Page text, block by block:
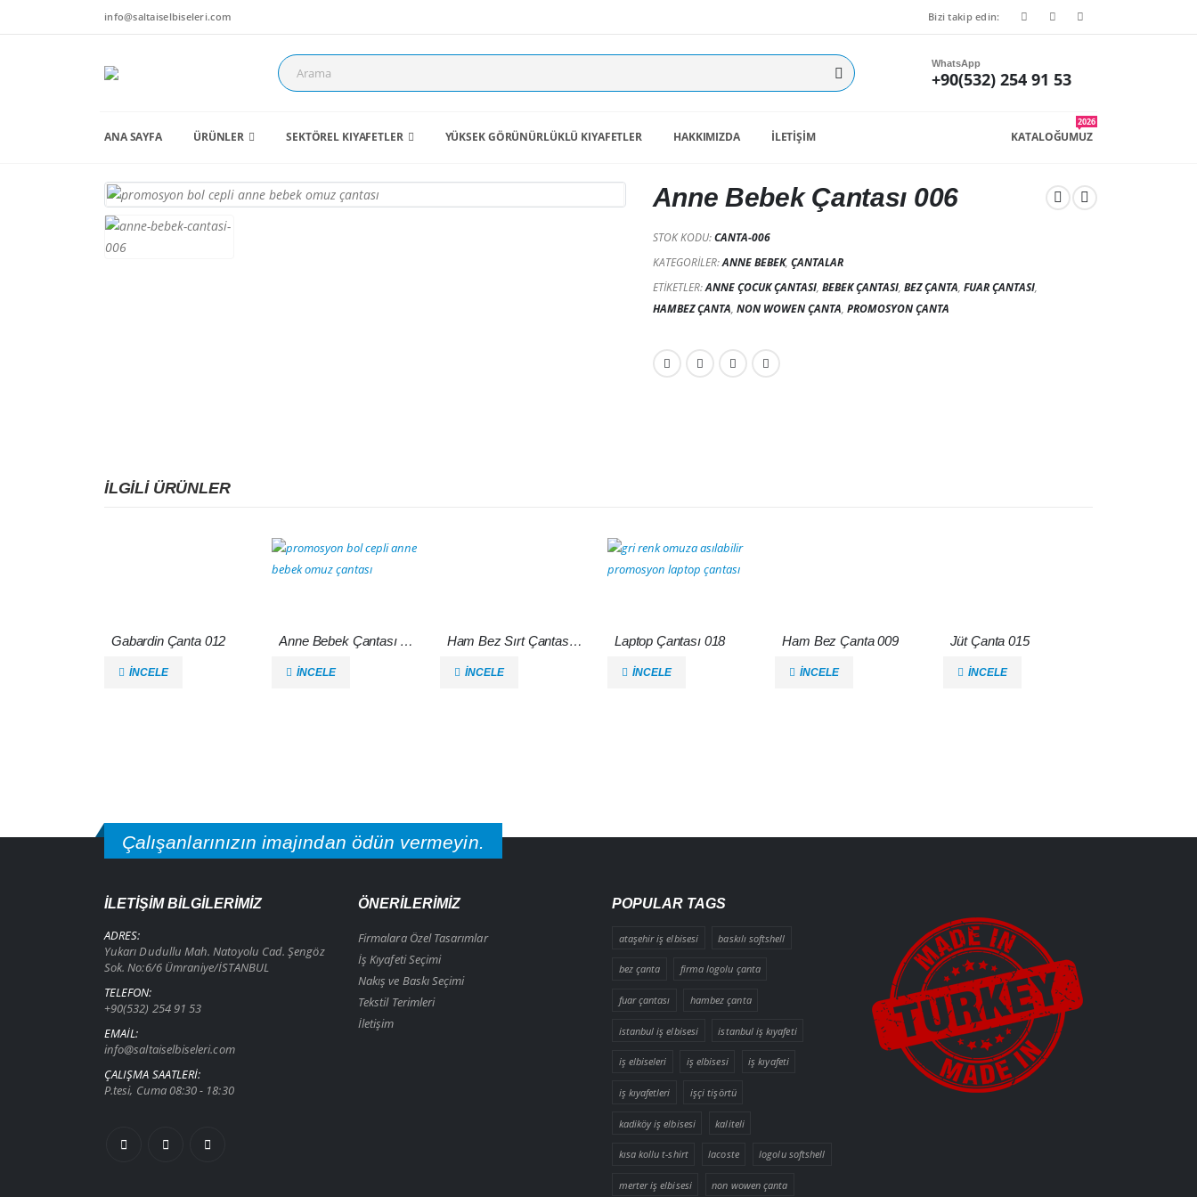
info@saltaiselbiseleri.com Bizi takip edin:
WhatsApp
+90(532) 254 91 53
ANA SAYFA ÜRÜNLER SEKTÖREL KIYAFETLER YÜKSEK GÖRÜNÜRLÜKLÜ KIYAFETLER HAKKIMIZDA İLETİŞİM KATALOĞUMUZ
2026
Anne Bebek Çantası 006
STOK KODU:CANTA-006
KATEGORILER:ANNE BEBEK, ÇANTALAR
ETIKETLER:ANNE ÇOCUK ÇANTASI, BEBEK ÇANTASI, BEZ ÇANTA, FUAR ÇANTASI,
HAMBEZ ÇANTA, NON WOWEN ÇANTA, PROMOSYON ÇANTA
İLGILI ÜRÜNLER
Gabardin Çanta 012
İNCELE
Anne Bebek Çantası 007
İNCELE
Ham Bez Sırt Çantası 006
İNCELE
Laptop Çantası 018
İNCELE
Ham Bez Çanta 009
İNCELE
Jüt Çanta 015
İNCELE
Çalışanlarınızın imajından ödün vermeyin.
İLETIŞIM BILGILERIMIZ
ADRES:
Yukarı Dudullu Mah. Natoyolu Cad. Şengöz
Sok. No:6/6 Ümraniye/İSTANBUL
TELEFON:
+90(532) 254 91 53
EMAIL:
info@saltaiselbiseleri.com
ÇALIŞMA SAATLERI:
P.tesi, Cuma 08:30 - 18:30
ÖNERİLERİMİZ
Firmalara Özel Tasarımlar
İş Kıyafeti Seçimi
Nakış ve Baskı Seçimi
Tekstil Terimleri
İletişim
POPULAR TAGS
ataşehir iş elbisesi baskılı softshell
bez çanta firma logolu çanta
fuar çantası hambez çanta
istanbul iş elbisesi istanbul iş kıyafeti
iş elbiseleri iş elbisesi iş kıyafeti
iş kıyafetleri işçi tişörtü
kadiköy iş elbisesi kaliteli
kısa kollu t-shirt lacoste logolu softshell
merter iş elbisesi non wowen çanta